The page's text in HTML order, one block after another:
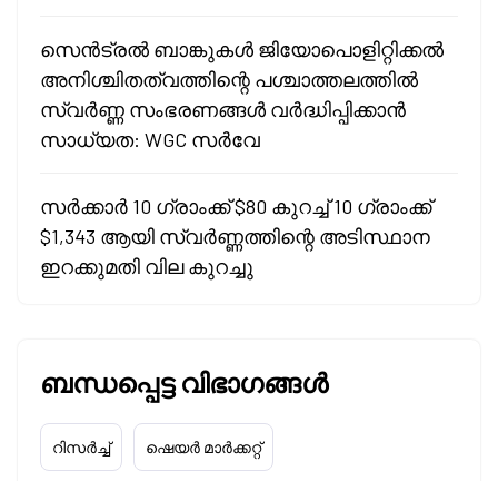
സെൻട്രൽ ബാങ്കുകൾ ജിയോപൊളിറ്റിക്കൽ
അനിശ്ചിതത്വത്തിന്റെ പശ്ചാത്തലത്തിൽ
സ്വർണ്ണ സംഭരണങ്ങൾ വർദ്ധിപ്പിക്കാൻ
സാധ്യത: WGC സർവേ
സർക്കാർ 10 ഗ്രാംക്ക് $80 കുറച്ച് 10 ഗ്രാംക്ക്
$1,343 ആയി സ്വർണ്ണത്തിന്റെ അടിസ്ഥാന
ഇറക്കുമതി വില കുറച്ചു
ബന്ധപ്പെട്ട വിഭാഗങ്ങൾ
റിസർച്ച് ഷെയർ മാർക്കറ്റ്